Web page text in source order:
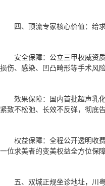
四、顶流专家核心价值：给
安全保障：公立三甲权威资
损伤、感染、凹凸畸形等手术风
效果保障：国内首批超声乳
紧致不松弛、长效不反弹，彻底
权益保障：全程公开透明收
一位求美者的变美权益全方位保障
五、双城正规坐诊地址，川